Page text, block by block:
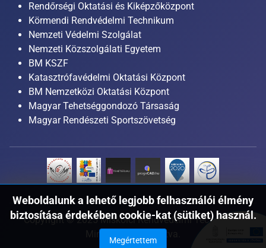
Rendőrségi Oktatási és Kiképzőközpont
Körmendi Rendvédelmi Technikum
Nemzeti Védelmi Szolgálat
Nemzeti Közszolgálati Egyetem
BM KSZF
Katasztrófavédelmi Oktatási Központ
BM Nemzetközi Oktatási Központ
Magyar Tehetséggondozó Társaság
Magyar Rendészeti Sportszövetség
Weboldalunk a lehető legjobb felhasználói élmény
biztosítása érdekében cookie-kat (sütiket) használ.
Megértettem
Copyright © 2025 Miskolci Rendvédelmi Technikum.
Minden jog fenntartva.